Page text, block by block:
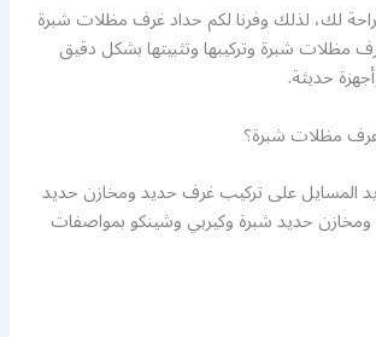
لك، لذلك وفرنا لكم حداد غرف مظلات شبرة
شبرة وتركيبها وتثبيتها بشكل دقيق
حديثة.
مظلات شبرة؟
المسايل على تركيب غرف حديد ومخازن حديد
حديد شبرة وكيربي وشينكو بمواصفات